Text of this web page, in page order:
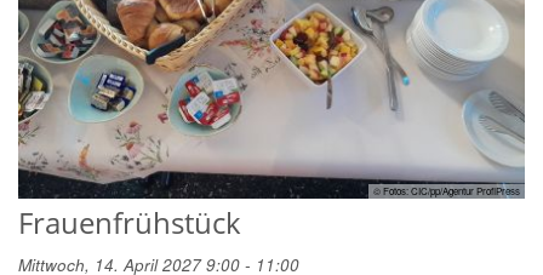
© Fotos: CIC/pp/Agentur ProfiPress
Frauenfrühstück
Mittwoch, 14. April 2027 9:00 - 11:00